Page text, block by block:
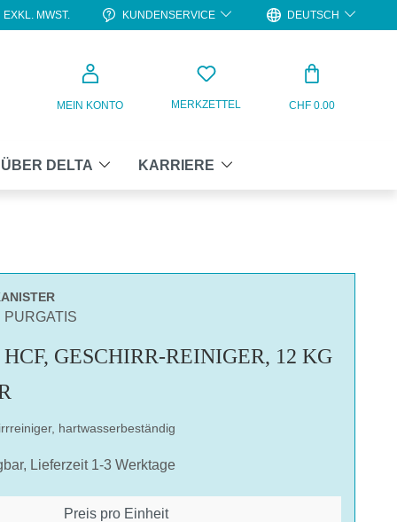
EXKL. MWST. KUNDENSERVICE DEUTSCH
MEIN KONTO MERKZETTEL CHF 0.00
ÜBER DELTA KARRIERE
PURGATIS
GESCHIRR-REINIGER, 12 KG
hartwasserbeständig
Lieferzeit 1-3 Werktage
Preis pro Einheit